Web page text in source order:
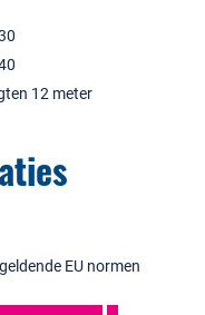
12 meter
EU normen